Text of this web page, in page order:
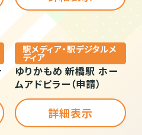
駅メディア・駅デジタルメ
ディア
ゆりかもめ 新橋駅 ホー
ムアドピラー（申請）
詳細表示